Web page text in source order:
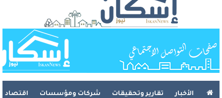
الأخبار تقارير وتحقيقات شركات ومؤسسات اقتصاد